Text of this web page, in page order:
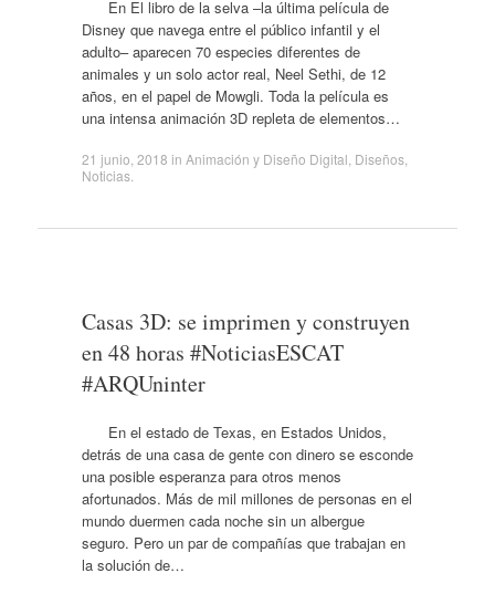
En El libro de la selva –la última película de
Disney que navega entre el público infantil y el
adulto– aparecen 70 especies diferentes de
animales y un solo actor real, Neel Sethi, de 12
años, en el papel de Mowgli. Toda la película es
una intensa animación 3D repleta de elementos…
21 junio, 2018 in Animación y Diseño Digital Diseños,
Noticias.
Casas 3D: se imprimen y construyen
en 48 horas #NoticiasESCAT
#ARQUninter
En el estado de Texas, en Estados Unidos,
detrás de una casa de gente con dinero se esconde
una posible esperanza para otros menos
afortunados. Más de mil millones de personas en el
mundo duermen cada noche sin un albergue
seguro. Pero un par de compañías que trabajan en
la solución de…